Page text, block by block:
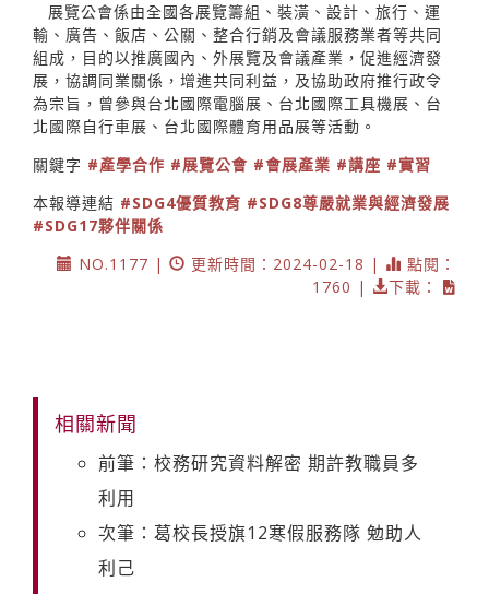
展覽公會係由全國各展覽籌組、裝潢、設計、旅行、運
輸、廣告、飯店、公關、整合行銷及會議服務業者等共同
組成，目的以推廣國內、外展覽及會議產業，促進經濟發
展，協調同業關係，增進共同利益，及協助政府推行政令
為宗旨，曾參與台北國際電腦展、台北國際工具機展、台
北國際自行車展、台北國際體育用品展等活動。
關鍵字 #產學合作 #展覽公會 #會展產業 #講座 #實習
本報導連結 #SDG4優質教育 #SDG8尊嚴就業與經濟發展
#SDG17夥伴關係
NO.1177 |
更新時間：2024-02-18 |
點閱：
1760 |
下載：
相關新聞
前筆：校務研究資料解密 期許教職員多
利用
次筆：葛校長授旗12寒假服務隊 勉助人
利己